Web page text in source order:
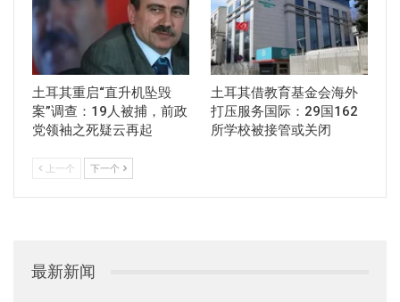
土耳其重启“直升机坠毁
案”调查：19人被捕，前政
党领袖之死疑云再起
土耳其借教育基金会海外
打压服务国际：29国162
所学校被接管或关闭
上一个 下一个
最新新闻